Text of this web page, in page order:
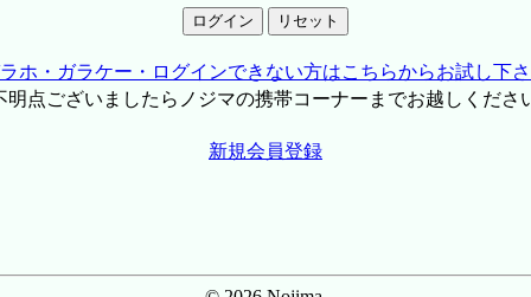
ホ・ガラケー・ログインできない方はこちらからお試し下
点ございましたらノジマの携帯コーナーまでお越しくださ
新規会員登録